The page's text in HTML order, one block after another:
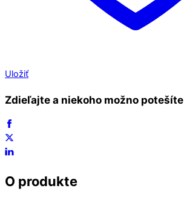
Uložiť
Zdieľajte a niekoho možno potešíte
O produkte